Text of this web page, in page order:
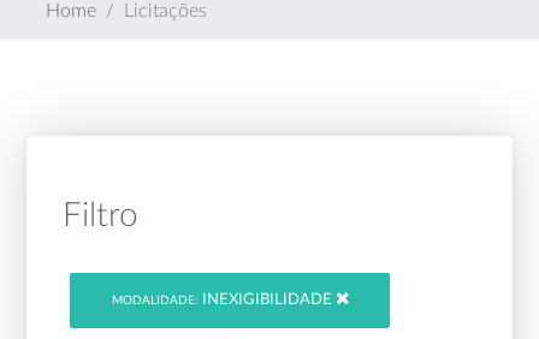
Home Licitações
Filtro
MODALIDADE: INEXIGIBILIDADE